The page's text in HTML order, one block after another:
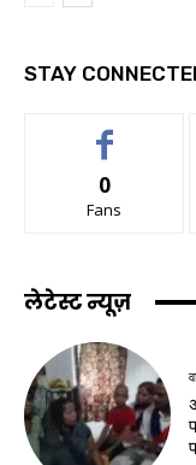
STAY
0
Fans
लेटेस्ट न्यूज़